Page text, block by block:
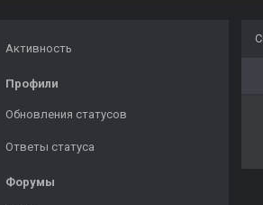
Активность
Профили
Обновления статусов
Ответы статуса
Форумы